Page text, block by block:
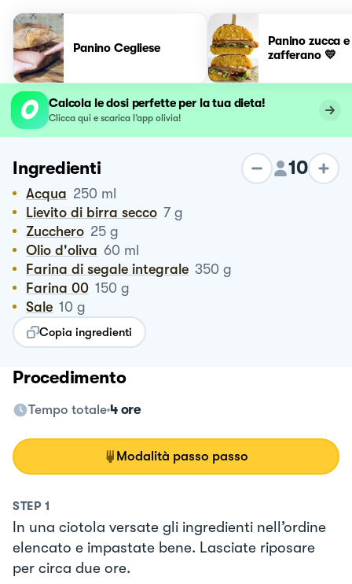
Panino Cegliese
Panino zucca e
zafferano 💛
Calcola le dosi perfette per la tua dieta!
Clicca qui e scarica l’app olivia!
Ingredienti 10
Acqua 250 ml
Lievito di birra secco 7 g
Zucchero 25 g
Olio d'oliva 60 ml
Farina di segale integrale 350 g
Farina 00 150 g
Sale 10 g
Copia ingredienti
Procedimento
Tempo totale 4 ore
Modalità passo passo
STEP 1
In una ciotola versate gli ingredienti nell’ordine
elencato e impastate bene. Lasciate riposare
per circa due ore.